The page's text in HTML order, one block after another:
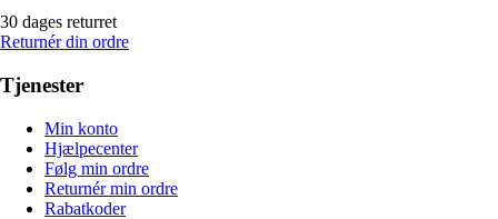
30 dages returret
Returnér din ordre
Tjenester
Min konto
Hjælpecenter
Følg min ordre
Returnér min ordre
Rabatkoder